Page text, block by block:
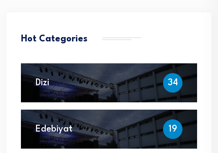
Hot Categories
Dizi 34
Edebiyat 19